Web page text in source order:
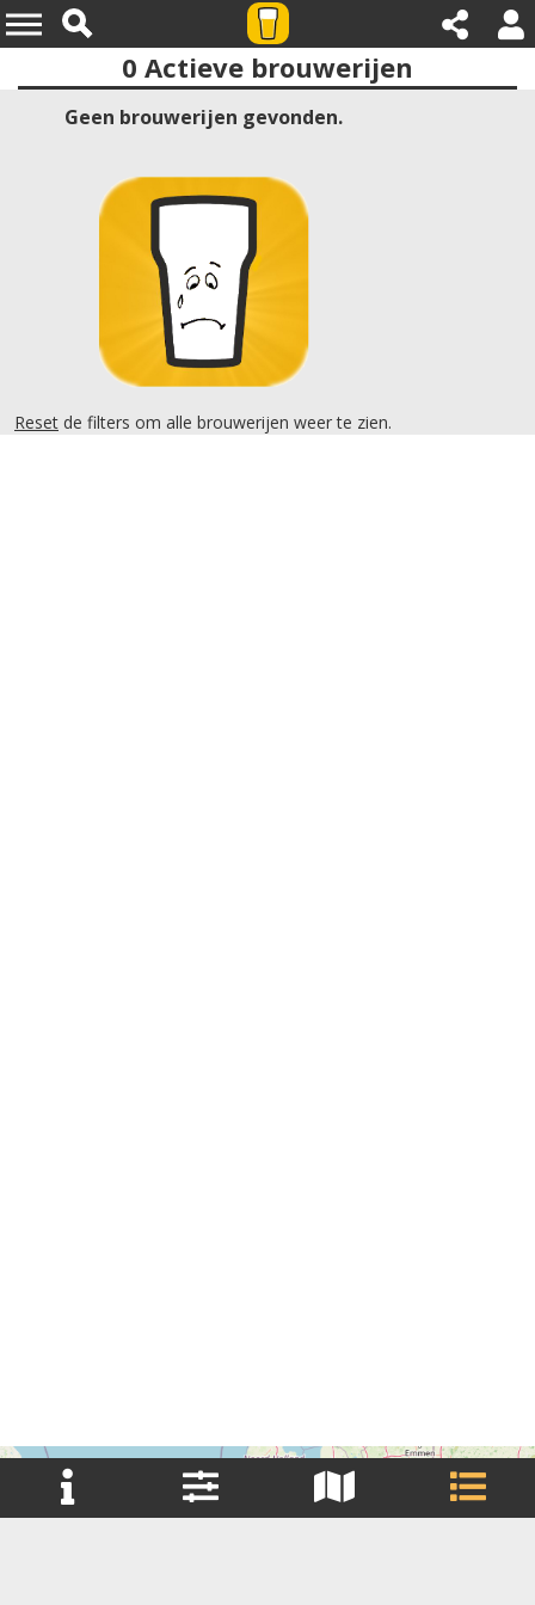
Provincies:noord holland
0 Actieve brouwerijen
Geen brouwerijen gevonden.
Reset de filters om alle brouwerijen weer te zien.
Reset filter(s)
−